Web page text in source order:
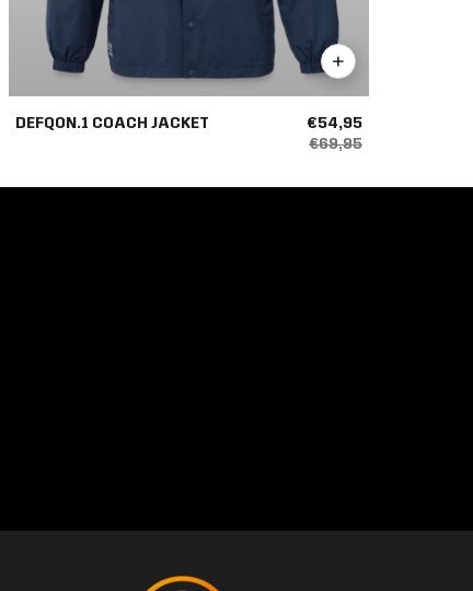
DEFQON.1 COACH JACKET €54,95
€69,95